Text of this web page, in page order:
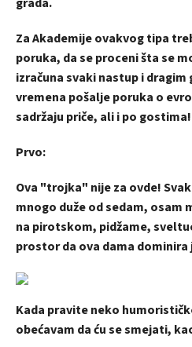
Za Akademije ovakvog tipa
poruka, da se proceni šta se
izračuna svaki nastup i
vremena pošalje poruka o
sadržaju priče, ali i po gostima!
Prvo:
Ova "trojka" nije za ovde!
mnogo duže od sedam, osam
na pirotskom, pidžame,
prostor da ova dama
Kada pravite neko
obećavam da ću se smejati,